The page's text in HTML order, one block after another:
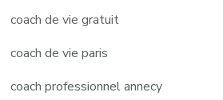
coach de vie gratuit
coach de vie paris
coach professionnel annecy